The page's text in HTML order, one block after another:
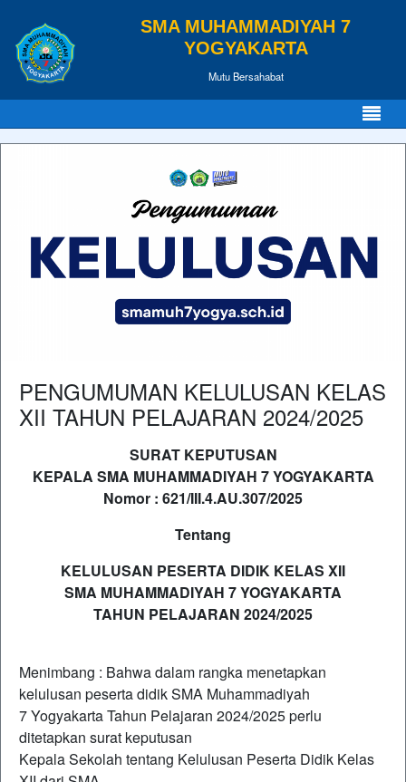
SMA MUHAMMADIYAH 7
YOGYAKARTA
Mutu Bersahabat
PENGUMUMAN KELULUSAN KELAS
XII TAHUN PELAJARAN 2024/2025
SURAT KEPUTUSAN
KEPALA SMA MUHAMMADIYAH 7 YOGYAKARTA
Nomor : 621/III.4.AU.307/2025
Tentang
KELULUSAN PESERTA DIDIK KELAS XII
SMA MUHAMMADIYAH 7 YOGYAKARTA
TAHUN PELAJARAN 2024/2025
Menimbang : Bahwa dalam rangka menetapkan
kelulusan peserta didik SMA Muhammadiyah
7 Yogyakarta Tahun Pelajaran 2024/2025 perlu
ditetapkan surat keputusan
Kepala Sekolah tentang Kelulusan Peserta Didik Kelas